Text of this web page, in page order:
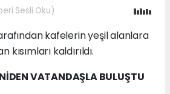
Sesli Oku)
kafelerin yeşil alanlara
kaldırıldı.
VATANDAŞLA BULUŞTU